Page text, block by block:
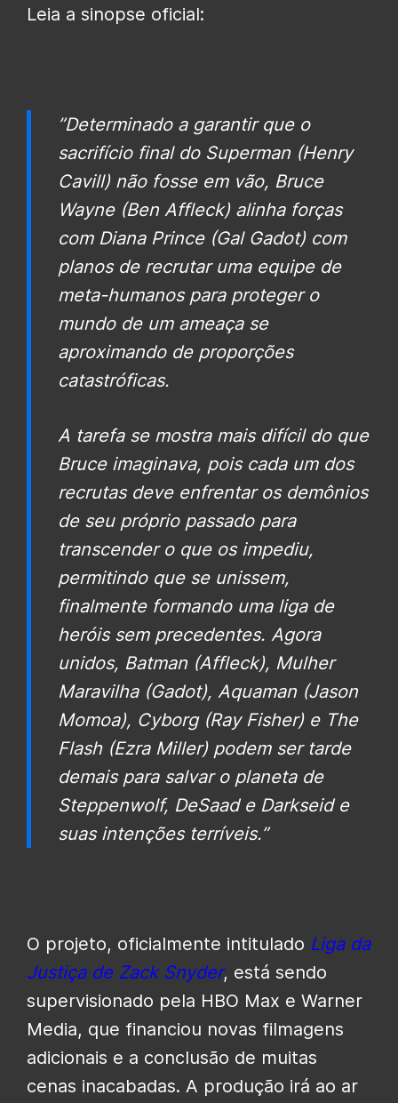
Leia a sinopse oficial:
”Determinado a garantir que o
sacrifício final do Superman (Henry
Cavill) não fosse em vão, Bruce
Wayne (Ben Affleck) alinha forças
com Diana Prince (Gal Gadot) com
planos de recrutar uma equipe de
meta-humanos para proteger o
mundo de um ameaça se
aproximando de proporções
catastróficas.
A tarefa se mostra mais difícil do que
Bruce imaginava, pois cada um dos
recrutas deve enfrentar os demônios
de seu próprio passado para
transcender o que os impediu,
permitindo que se unissem,
finalmente formando uma liga de
heróis sem precedentes. Agora
unidos, Batman (Affleck), Mulher
Maravilha (Gadot), Aquaman (Jason
Momoa), Cyborg (Ray Fisher) e The
Flash (Ezra Miller) podem ser tarde
demais para salvar o planeta de
Steppenwolf, DeSaad e Darkseid e
suas intenções terríveis.”
O projeto, oficialmente intitulado Liga da
Justiça de Zack Snyder, está sendo
supervisionado pela HBO Max e Warner
Media, que financiou novas filmagens
adicionais e a conclusão de muitas
cenas inacabadas. A produção irá ao ar